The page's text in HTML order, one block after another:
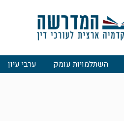
השתלמויות עומק ערבי עיון